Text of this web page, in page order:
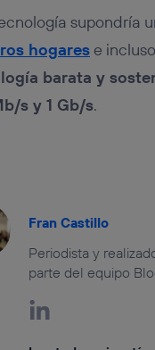
supondría
hogarese
barata y
s y 1 Gb/s.
Fran Castillo
Periodista y
parte del equipo